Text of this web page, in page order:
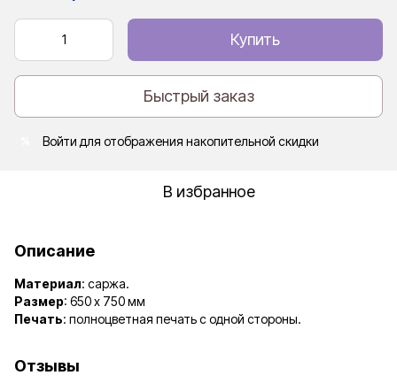
Купить
Быстрый заказ
Войти для отображения накопительной скидки
В избранное
Описание
Материал: саржа.
Размер: 650 х 750 мм
Печать: полноцветная печать с одной стороны.
Отзывы